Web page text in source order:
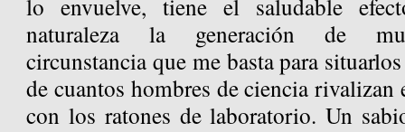
lo envuelve, tiene el saludable
naturaleza la generación de
circunstancia que me basta para
de cuantos hombres de ciencia
con los ratones de laboratorio. Un